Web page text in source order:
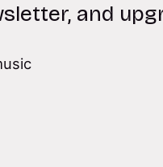
and